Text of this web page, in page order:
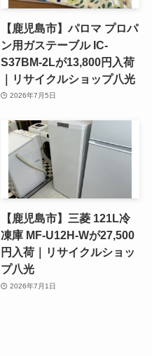
【鹿児島市】パロマ プロパ
ン用ガステーブル IC-
S37BM-2Lが13,800円入荷
｜リサイクルショップ八光
2026年7月5日
【鹿児島市】三菱 121L冷
凍庫 MF-U12H-Wが27,500
円入荷｜リサイクルショッ
プ八光
2026年7月1日